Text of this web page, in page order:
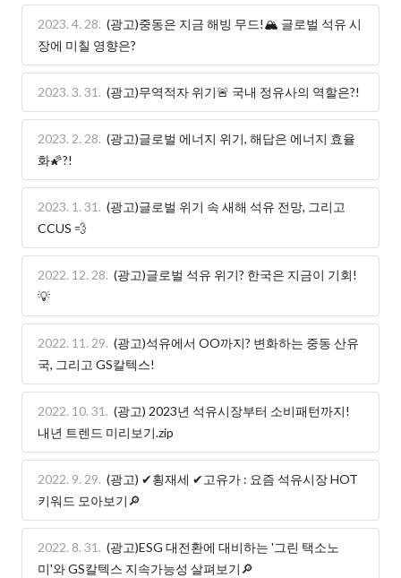
2023. 4. 28. (광고)중동은 지금 해빙 무드!🏔 글로벌 석유 시
장에 미칠 영향은?
2023. 3. 31. (광고)무역적자 위기🚨 국내 정유사의 역할은?!
2023. 2. 28. (광고)글로벌 에너지 위기, 해답은 에너지 효율
화🌠?!
2023. 1. 31. (광고)글로벌 위기 속 새해 석유 전망, 그리고
CCUS 💨
2022. 12. 28. (광고)글로벌 석유 위기? 한국은 지금이 기회!
💡
2022. 11. 29. (광고)석유에서 OO까지? 변화하는 중동 산유
국, 그리고 GS칼텍스!
2022. 10. 31. (광고) 2023년 석유시장부터 소비패턴까지!
내년 트렌드 미리보기.zip
2022. 9. 29. (광고) ✔횡재세 ✔고유가 : 요즘 석유시장 HOT
키워드 모아보기🔎
2022. 8. 31. (광고)ESG 대전환에 대비하는 '그린 택소노
미'와 GS칼텍스 지속가능성 살펴보기🔎